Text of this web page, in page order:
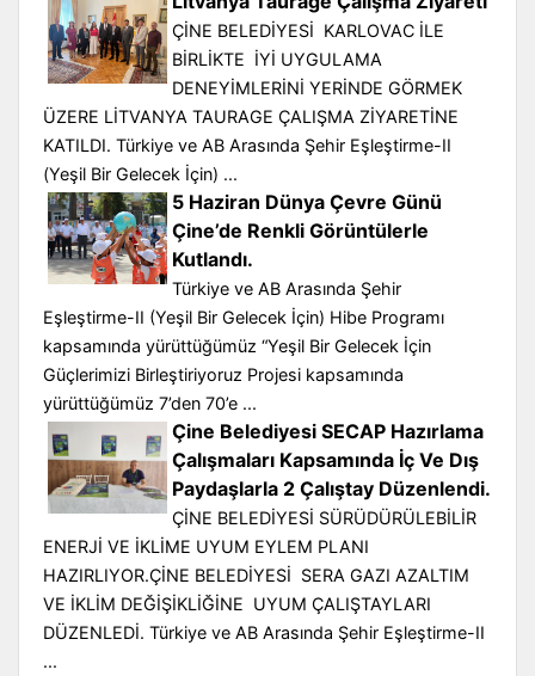
ÇİNE BELEDİYESİ KARLOVAC İLE
BİRLİKTE İYİ UYGULAMA
DENEYİMLERİNİ YERİNDE GÖRMEK
ÜZERE LİTVANYA TAURAGE ÇALIŞMA ZİYARETİNE
KATILDI. Türkiye ve AB Arasında Şehir Eşleştirme-II
(Yeşil Bir Gelecek İçin) ...
5 Haziran Dünya Çevre Günü
Çine’de Renkli Görüntülerle
Kutlandı.
Türkiye ve AB Arasında Şehir
Eşleştirme-II (Yeşil Bir Gelecek İçin) Hibe Programı
kapsamında yürüttüğümüz “Yeşil Bir Gelecek İçin
Güçlerimizi Birleştiriyoruz Projesi kapsamında
yürüttüğümüz 7’den 70’e ...
Çine Belediyesi SECAP Hazırlama
Çalışmaları Kapsamında İç Ve Dış
Paydaşlarla 2 Çalıştay Düzenlendi.
ÇİNE BELEDİYESİ SÜRÜDÜRÜLEBİLİR
ENERJİ VE İKLİME UYUM EYLEM PLANI
HAZIRLIYOR.ÇİNE BELEDİYESİ SERA GAZI AZALTIM
VE İKLİM DEĞİŞİKLİĞİNE UYUM ÇALIŞTAYLARI
DÜZENLEDİ. Türkiye ve AB Arasında Şehir Eşleştirme-II
...